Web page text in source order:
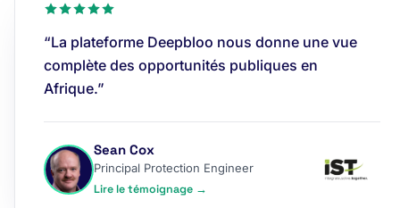
“La plateforme Deepbloo nous donne une vue
complète des opportunités publiques en
Afrique.”
Sean Cox
Principal Protection Engineer
Lire le témoignage →